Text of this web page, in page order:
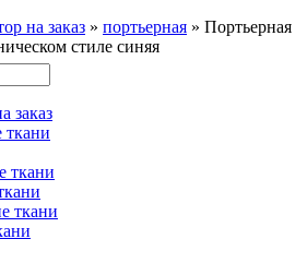
на заказ » портьерная » Портьерная
стиле синяя
заказ
ткани
ткани
ткани